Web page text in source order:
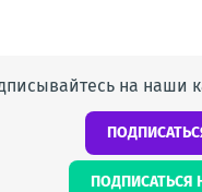
на наши
ПОДПИСАТЬСЯ